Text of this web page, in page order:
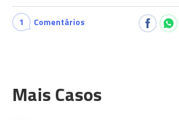
1 Comentários
Mais Casos